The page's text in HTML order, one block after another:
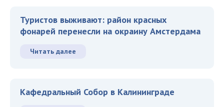
Туристов выживают: район красных
фонарей перенесли на окраину Амстердама
Читать далее
Кафедральный Собор в Калининграде